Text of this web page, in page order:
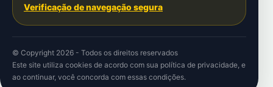
Verificação de navegação segura
© Copyright 2026 - Todos os direitos reservados
Este site utiliza cookies de acordo com sua política de privacidade, e
ao continuar, você concorda com essas condições.